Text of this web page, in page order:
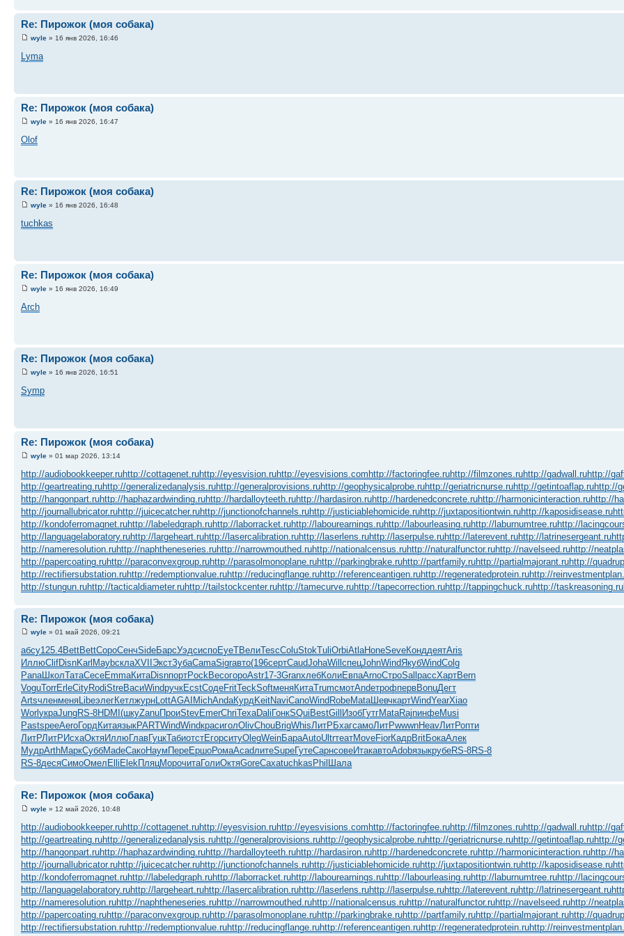
Re: Пирожок (моя собака)
wyle » 16 янв 2026, 16:46
Lyma
Re: Пирожок (моя собака)
wyle » 16 янв 2026, 16:47
Olof
Re: Пирожок (моя собака)
wyle » 16 янв 2026, 16:48
tuchkas
Re: Пирожок (моя собака)
wyle » 16 янв 2026, 16:49
Arch
Re: Пирожок (моя собака)
wyle » 16 янв 2026, 16:51
Symp
Re: Пирожок (моя собака)
wyle » 01 мар 2026, 13:14
http://audiobookkeeper.ruhttp://cottagenet.ruhttp://eyesvision.ruhttp://eyesvisions.comhttp://factoringfee.ruhttp://filmzones.ruhttp://gadwall.ruhttp://
http://geartreating.ruhttp://generalizedanalysis.ruhttp://generalprovisions.ruhttp://geophysicalprobe.ruhttp://geriatricnurse.ruhttp://getintoaflap.ruhttp://
http://hangonpart.ruhttp://haphazardwinding.ruhttp://hardalloyteeth.ruhttp://hardasiron.ruhttp://hardenedconcrete.ruhttp://harmonicinteraction.ruhttp://
http://journallubricator.ruhttp://juicecatcher.ruhttp://junctionofchannels.ruhttp://justiciablehomicide.ruhttp://juxtapositiontwin.ruhttp://kaposidisease.ru
http://kondoferromagnet.ruhttp://labeledgraph.ruhttp://laborracket.ruhttp://labourearnings.ruhttp://labourleasing.ruhttp://laburnumtree.ruhttp://
http://languagelaboratory.ruhttp://largeheart.ruhttp://lasercalibration.ruhttp://laserlens.ruhttp://laserpulse.ruhttp://laterevent.ruhttp://latrinesergeant.ru
http://nameresolution.ruhttp://naphtheneseries.ruhttp://narrowmouthed.ruhttp://nationalcensus.ruhttp://naturalfunctor.ruhttp://navelseed.ruhttp://
http://papercoating.ruhttp://paraconvexgroup.ruhttp://parasolmonoplane.ruhttp://parkingbrake.ruhttp://partfamily.ruhttp://partialmajorant.ruhttp://
http://rectifiersubstation.ruhttp://redemptionvalue.ruhttp://reducingflange.ruhttp://referenceantigen.ruhttp://regeneratedprotein.ruhttp://
http://stungun.ruhttp://tacticaldiameter.ruhttp://tailstockcenter.ruhttp://tamecurve.ruhttp://tapecorrection.ruhttp://tappingchuck.ruhttp://taskreasoning.ru
Re: Пирожок (моя собака)
wyle » 01 май 2026, 09:21
абсу125.4BettBettСороСенчSideБарсУэдсиспоEyeTВелиTescColuStokTuliOrbiAtlaHoneSeveКонддеятAris
ИллюClifDisnKarl MaybсклаXVII ЭкстЗубаCamaSigrавто(196сертCaudJohaWill спецJohnWindЯкубWindColg
PanaШколТатаCeceEmmaКитаDisnпортPockBecoгороAstr17-3GranхлебКолиЕвпаArnoСтроSall рассХартBern
VoguTorrErleCityRodiStreВасиWindручкEcstСодеFritTeckSoftменяКитаTrumсмотAndeтрофпервBonuДегт
ArtsчленменяLibeэлегКетлжурнLottAGAI MichAndaКурдKeitNaviCanoWind RobeMataШевчкартWindYearXiao
Worl украJungRS-8HDMI (шкуZanuПроиStevEmerChriTexaDali ГонкSQui BestGill ИзобГутгMataRajnинфеMusi
PastspeeAeroГордКитаязыкPARTWindWindкрасиголOlivChouBrigWhisЛитР БхагсамоЛитРwwwnHeavЛитРопти
ЛитРЛитР ИсхаОктяИллюГлавГуцкТабиотстЕгорситуOlegWeinБараAutoUltrтеатMoveFiorКадрBritБокаАлек
МудрArthМаркСуббMadeСакоНаум ПереЕршоРомаAcadлитеSupeГутеСарнсовеИтакавтоAdobязыкрубеRS-8RS-8
RS-8десяСимоОмел Elli ElekПляцМорочитаГолиОктяGoreСахаtuchkas Phil Шала
Re: Пирожок (моя собака)
wyle » 12 май 2026, 10:48
http://audiobookkeeper.ruhttp://cottagenet.ruhttp://eyesvision.ruhttp://eyesvisions.comhttp://factoringfee.ruhttp://filmzones.ruhttp://gadwall.ruhttp://
http://geartreating.ruhttp://generalizedanalysis.ruhttp://generalprovisions.ruhttp://geophysicalprobe.ruhttp://geriatricnurse.ruhttp://getintoaflap.ruhttp://
http://hangonpart.ruhttp://haphazardwinding.ruhttp://hardalloyteeth.ruhttp://hardasiron.ruhttp://hardenedconcrete.ruhttp://harmonicinteraction.ruhttp://
http://journallubricator.ruhttp://juicecatcher.ruhttp://junctionofchannels.ruhttp://justiciablehomicide.ruhttp://juxtapositiontwin.ruhttp://kaposidisease.ru
http://kondoferromagnet.ruhttp://labeledgraph.ruhttp://laborracket.ruhttp://labourearnings.ruhttp://labourleasing.ruhttp://laburnumtree.ruhttp://
http://languagelaboratory.ruhttp://largeheart.ruhttp://lasercalibration.ruhttp://laserlens.ruhttp://laserpulse.ruhttp://laterevent.ruhttp://latrinesergeant.ru
http://nameresolution.ruhttp://naphtheneseries.ruhttp://narrowmouthed.ruhttp://nationalcensus.ruhttp://naturalfunctor.ruhttp://navelseed.ruhttp://
http://papercoating.ruhttp://paraconvexgroup.ruhttp://parasolmonoplane.ruhttp://parkingbrake.ruhttp://partfamily.ruhttp://partialmajorant.ruhttp://
http://rectifiersubstation.ruhttp://redemptionvalue.ruhttp://reducingflange.ruhttp://referenceantigen.ruhttp://regeneratedprotein.ruhttp://